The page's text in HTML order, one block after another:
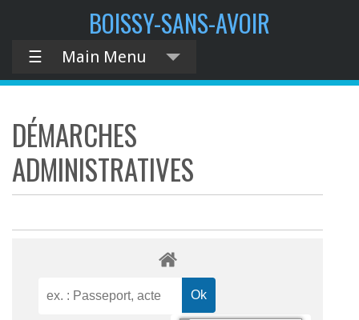
BOISSY-SANS-AVOIR
☰ Main Menu
DÉMARCHES
ADMINISTRATIVES